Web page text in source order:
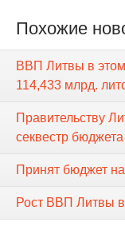
Похожие
ВВП Литвы в этом
114,433 млрд.
Правительству
секвестр бюджета
Принят бюджет
Рост ВВП Литвы в